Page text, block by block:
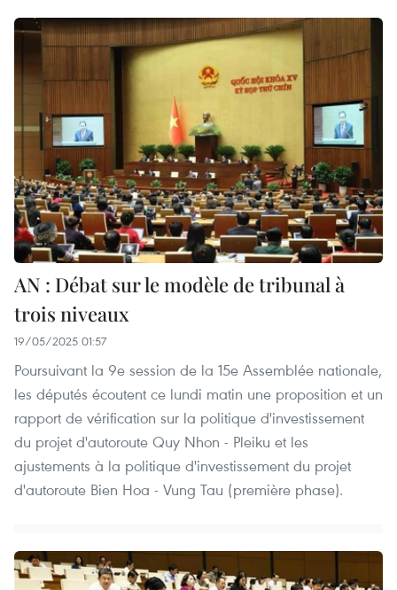
AN : Débat sur le modèle de tribunal à
trois niveaux
19/05/2025 01:57
Poursuivant la 9e session de la 15e Assemblée nationale,
les députés écoutent ce lundi matin une proposition et un
rapport de vérification sur la politique d'investissement
du projet d'autoroute Quy Nhon - Pleiku et les
ajustements à la politique d'investissement du projet
d'autoroute Bien Hoa - Vung Tau (première phase).